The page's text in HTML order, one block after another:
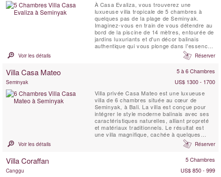
À Casa Evaliza, vous trouverez une
luxueuse villa tropicale de 5 chambres à
quelques pas de la plage de Seminyak.
Imaginez-vous en train de vous détendre au
bord de la piscine de 14 mètres, entourée de
jardins luxuriants et d'un décor balinais
authentique qui vous plonge dans l'essence
de l'île. Vos journées commencent par un
petit-déjeuner préparé par une équipe de
vous prélassant au bord de la piscine ou en
Voir les détails Réserver
Villa Casa Mateo 5 à 6 Chambres
Seminyak
US$ 1300 - 1700
Villa privée Casa Mateo est une luxueuse
villa de 6 chambres située au cœur de
Seminyak, à Bali. La villa est conçue pour
intégrer le style moderne balinais avec ses
caractéristiques naturelles, alliant propreté
et matériaux traditionnels. Le résultat est
une villa magnifique, cachée à quelques
minutes seulement de la zone la plus animée
de Bali. Villa Casa Mateo offre de vastes
manger, une piscine privée de 20 x 4 mètres
Voir les détails Réserver
Villa Coraffan 5 Chambres
Canggu
US$ 850 - 999